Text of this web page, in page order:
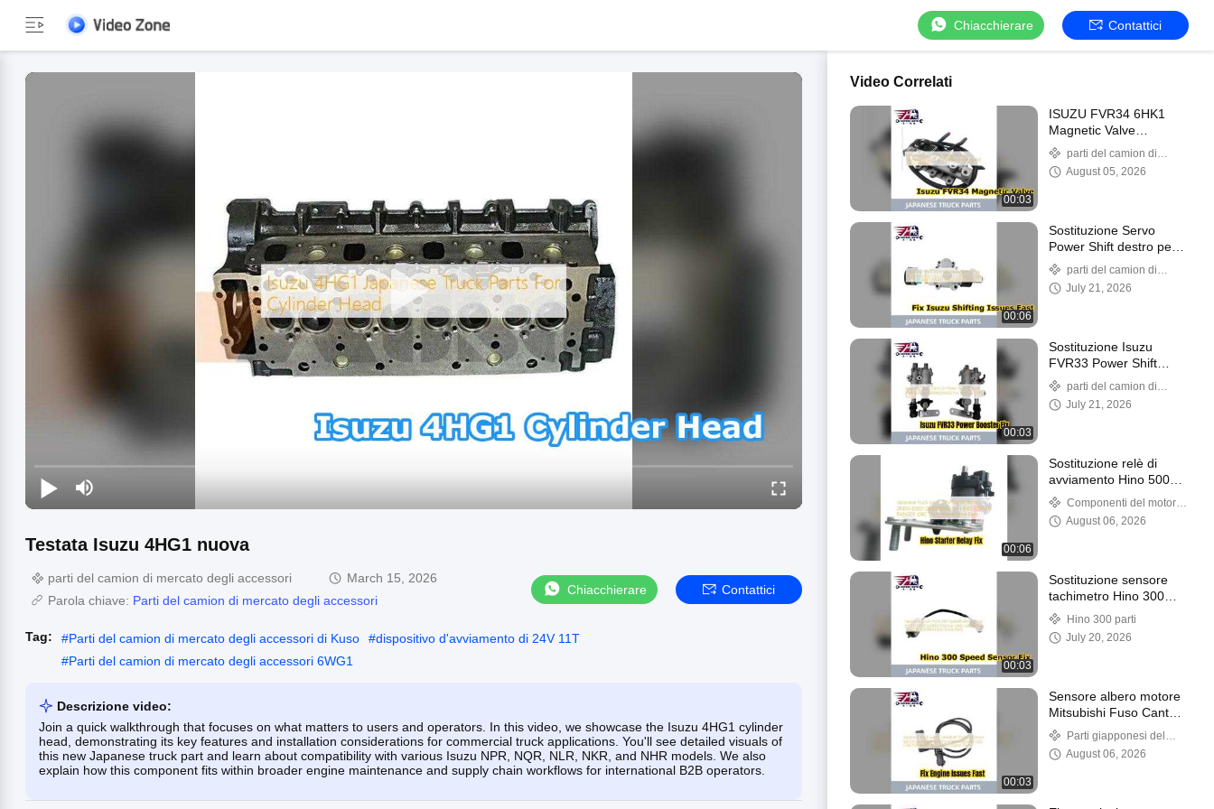
Chiacchierare Contattici
Testata Isuzu 4HG1 nuova
parti del camion di mercato degli accessori
March 15, 2026
Parola chiave: Parti del camion di mercato degli accessori
Chiacchierare Contattici
Tag: #Parti del camion di mercato degli accessori di Kuso #dispositivo d'avviamento di 24V 11T
#Parti del camion di mercato degli accessori 6WG1
Descrizione video:
Join a quick walkthrough that focuses on what matters to users and operators. In this video, we showcase the Isuzu 4HG1 cylinder
head, demonstrating its key features and installation considerations for commercial truck applications. You'll see detailed visuals of
this new Japanese truck part and learn about compatibility with various Isuzu NPR, NQR, NLR, NKR, and NHR models. We also
explain how this component fits within broader engine maintenance and supply chain workflows for international B2B operators.
Video Correlati
00:03
ISUZU FVR34 6HK1
Magnetic Valve
1825636020
Replacement
parti del camion di
mercato degli accessori
August 05, 2026
00:06
Sostituzione Servo
Power Shift destro per
camion Isuzu
1337301030
parti del camion di
mercato degli accessori
July 21, 2026
00:03
Sostituzione Isuzu
FVR33 Power Shift
Booster 8980228432
parti del camion di
mercato degli accessori
July 21, 2026
00:06
Sostituzione relè di
avviamento Hino 500
700 24 V 28300E0051
Componenti del motore
di HinoAugust 06, 2026
00:03
Sostituzione sensore
tachimetro Hino 300
83181 37120
Hino 300 parti
July 20, 2026
00:03
Sensore albero motore
Mitsubishi Fuso Canter
ME225366
Parti giapponesi del
camionAugust 06, 2026